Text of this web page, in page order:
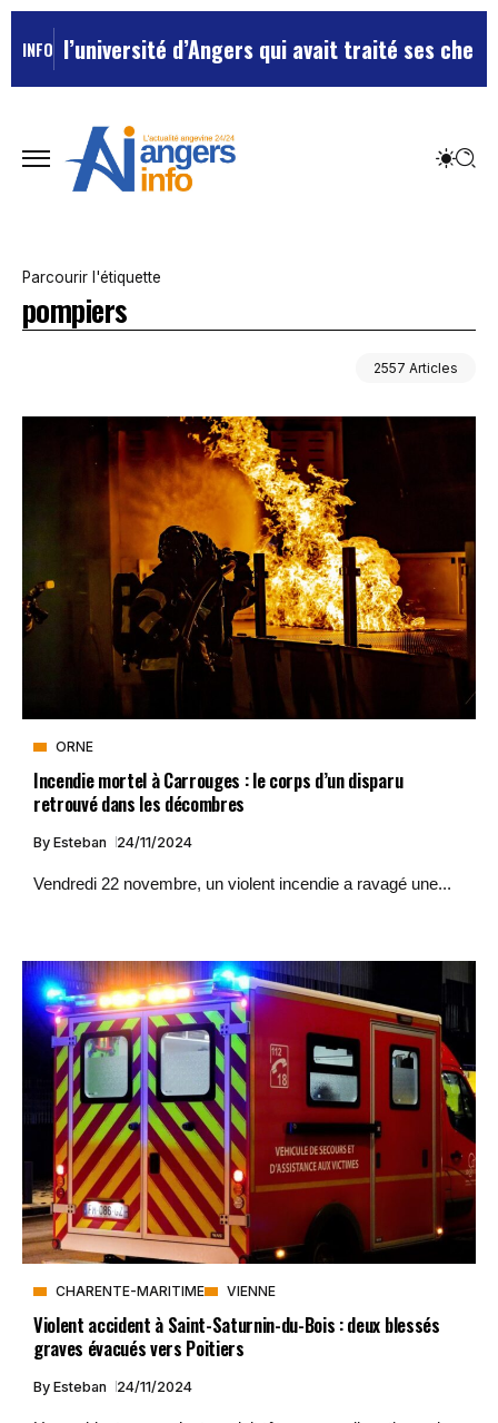
INFO
d’Angers qui avait traité ses chefs de “chiens”Le
Parcourir l'étiquette
pompiers
2557 Articles
ORNE
Incendie mortel à Carrouges : le corps d’un disparu
retrouvé dans les décombres
By Esteban 24/11/2024
Vendredi 22 novembre, un violent incendie a ravagé une...
CHARENTE-MARITIME VIENNE
Violent accident à Saint-Saturnin-du-Bois : deux blessés
graves évacués vers Poitiers
By Esteban 24/11/2024